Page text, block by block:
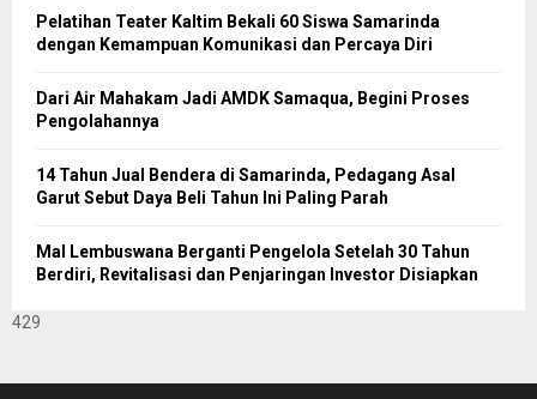
Pelatihan Teater Kaltim Bekali 60 Siswa Samarinda
dengan Kemampuan Komunikasi dan Percaya Diri
Dari Air Mahakam Jadi AMDK Samaqua, Begini Proses
Pengolahannya
14 Tahun Jual Bendera di Samarinda, Pedagang Asal
Garut Sebut Daya Beli Tahun Ini Paling Parah
Mal Lembuswana Berganti Pengelola Setelah 30 Tahun
Berdiri, Revitalisasi dan Penjaringan Investor Disiapkan
429